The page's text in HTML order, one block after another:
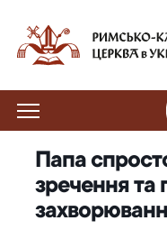
Папа
зречення та